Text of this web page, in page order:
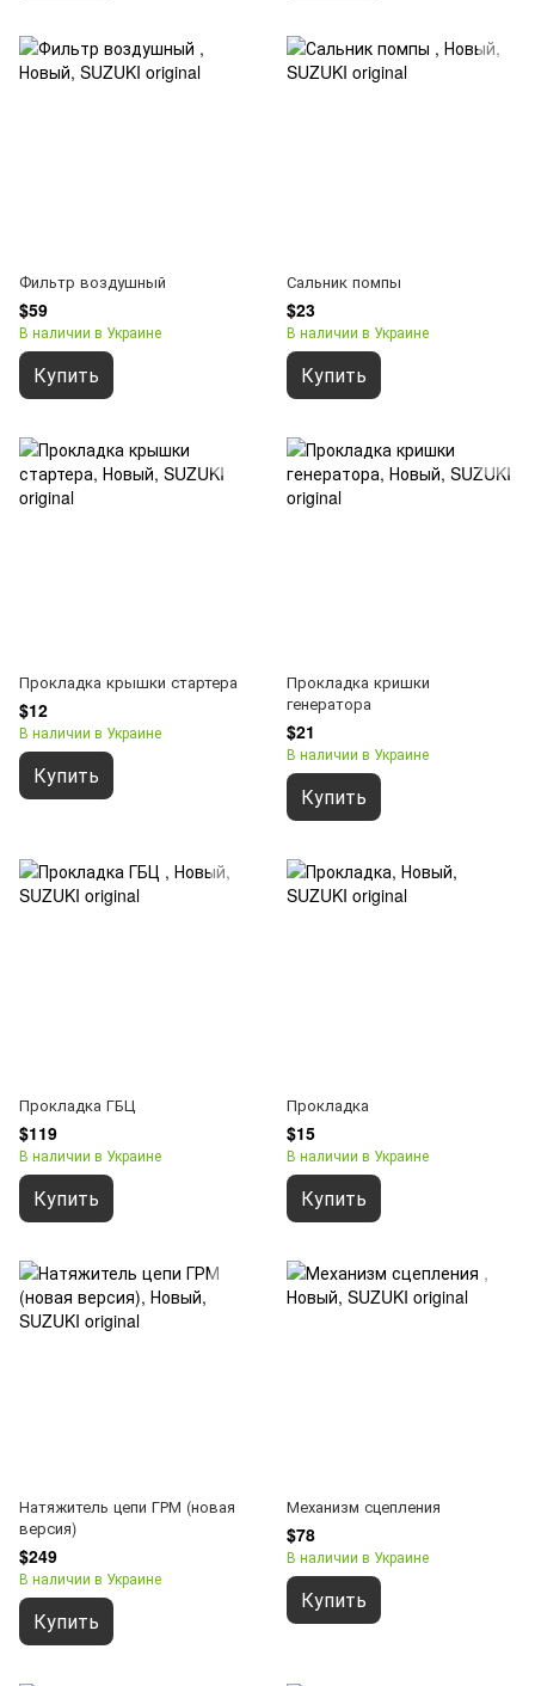
Фильтр воздушный
$59
В наличии в Украине
Купить
Сальник помпы
$23
В наличии в Украине
Купить
Прокладка крышки стартера
$12
В наличии в Украине
Купить
Прокладка кришки
генератора
$21
В наличии в Украине
Купить
Прокладка ГБЦ
$119
В наличии в Украине
Купить
Прокладка
$15
В наличии в Украине
Купить
Натяжитель цепи ГРМ (новая
версия)
$249
В наличии в Украине
Купить
Механизм сцепления
$78
В наличии в Украине
Купить